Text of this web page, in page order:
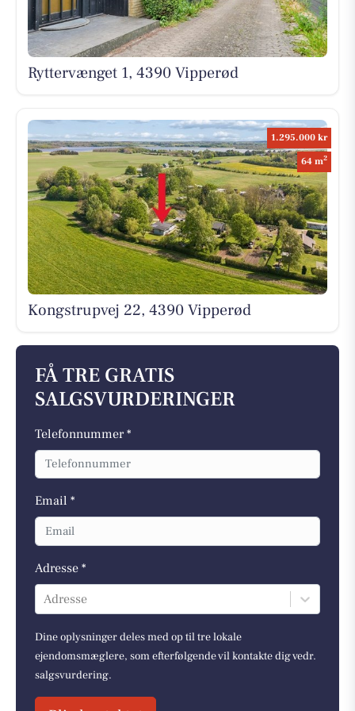
Ryttervænget 1, 4390 Vipperød
1.295.000 kr
64 m2
Kongstrupvej 22, 4390 Vipperød
FÅ TRE GRATIS
SALGSVURDERINGER
Telefonnummer *
Email *
Adresse *
Adresse
Dine oplysninger deles med op til tre lokale
ejendomsmæglere, som efterfølgende vil kontakte dig vedr.
salgsvurdering.